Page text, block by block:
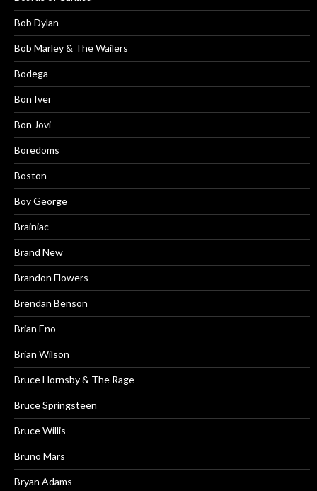
Bob Dylan
Bob Marley & The Wailers
Bodega
Bon Iver
Bon Jovi
Boredoms
Boston
Boy George
Brainiac
Brand New
Brandon Flowers
Brendan Benson
Brian Eno
Brian Wilson
Bruce Hornsby & The Rage
Bruce Springsteen
Bruce Willis
Bruno Mars
Bryan Adams